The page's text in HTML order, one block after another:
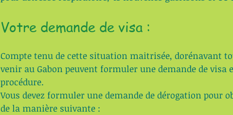
Votre demande de visa :
Compte tenu de cette situation maitrisée, dorénavant
venir au Gabon peuvent formuler une demande de visa
procédure.
Vous devez formuler une demande de dérogation pour
de la manière suivante :